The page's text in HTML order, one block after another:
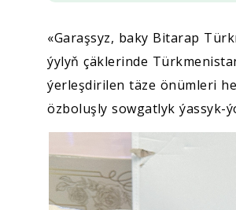
«Garaşsyz, baky Bitarap
ýylyň çäklerinde
ýerleşdirilen täze önümleri
özboluşly sowgatlyk ýassyk-